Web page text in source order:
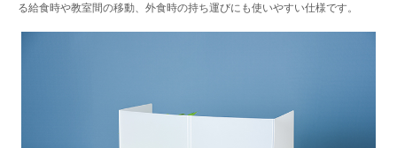
る給食時や教室間の移動、外食時の持ち運びにも使いやすい仕様です。